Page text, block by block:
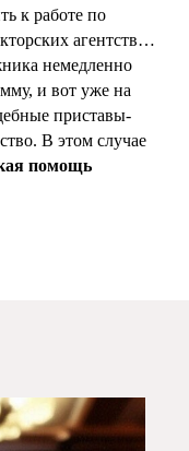
к работе по
агентств…
немедленно
и вот уже на
приставы-
В этом случае
помощь